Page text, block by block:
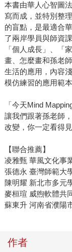
本書由華人心智圖
寫而成，並特別整
的盲點，是最適合
了兩岸學員與師資
「個人成長」、「
畫、怎麼畫和孫老
生活的應用，內容
模仿練習的應用範本
「今天Mind
讓我們跟著孫老師
改變，你一定看得見
【聯合推薦】
凌雅甄 華風文化事
張德永 臺灣師範大
陳明耀 新北市多元
麥桓瑄 威煦軟體共
蘇東升 河南省濮陽
作者